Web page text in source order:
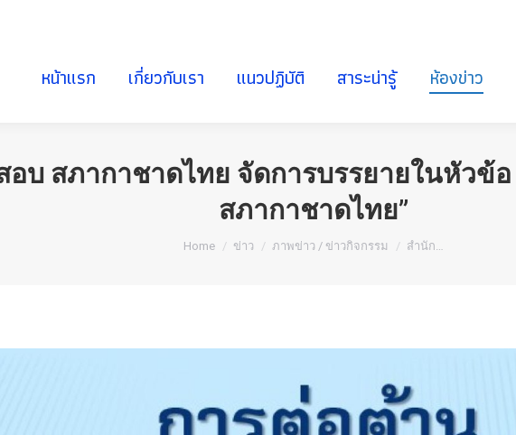
หน้าแรก เกี่ยวกับเรา แนวปฏิบัติ สาระน่ารู้ ห้องข่าว
อบ สภากาชาดไทย จัดการบรรยายในหัวข้
สภากาชาดไทย”
You are here:
Home ข่าว ภาพข่าว / ข่าวกิจกรรม สำนัก…